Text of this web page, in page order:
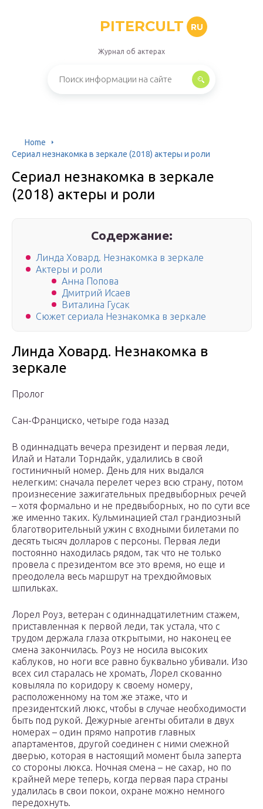
PITERCULT RU
Журнал об актерах
Home
Сериал незнакомка в зеркале (2018) актеры и роли
Сериал незнакомка в зеркале
(2018) актеры и роли
Содержание:
Линда Ховард. Незнакомка в зеркале
Актеры и роли
Анна Попова
Дмитрий Исаев
Виталина Гусак
Сюжет сериала Незнакомка в зеркале
Линда Ховард. Незнакомка в
зеркале
Пролог
Сан-Франциско, четыре года назад
В одиннадцать вечера президент и первая леди,
Илай и Натали Торндайк, удалились в свой
гостиничный номер. День для них выдался
нелегким: сначала перелет через всю страну, потом
произнесение зажигательных предвыборных речей
– хотя формально и не предвыборных, но по сути все
же именно таких. Кульминацией стал грандиозный
благотворительный ужин с входными билетами по
десять тысяч долларов с персоны. Первая леди
постоянно находилась рядом, так что не только
провела с президентом все это время, но еще и
преодолела весь маршрут на трехдюймовых
шпильках.
Лорел Роуз, ветеран с одиннадцатилетним стажем,
приставленная к первой леди, так устала, что с
трудом держала глаза открытыми, но наконец ее
смена закончилась. Роуз не носила высоких
каблуков, но ноги все равно буквально убивали. Изо
всех сил старалась не хромать, Лорел скованно
ковыляла по коридору к своему номеру,
расположенному на том же этаже, что и
президентский люкс, чтобы в случае необходимости
быть под рукой. Дежурные агенты обитали в двух
номерах – один прямо напротив главных
апартаментов, другой соединен с ними смежной
дверью, которая в настоящий момент была заперта
со стороны люкса. Ночная смена – не сахар, но по
крайней мере теперь, когда первая пара страны
удалилась в свои покои, охране можно немного
передохнуть.